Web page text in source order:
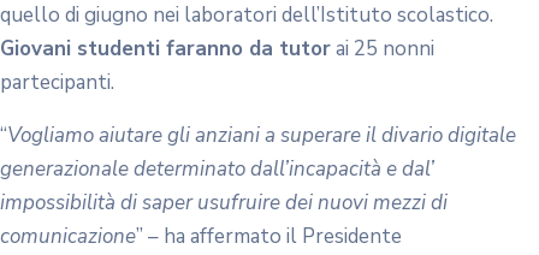
quello di giugno nei laboratori dell’Istituto scolastico.
Giovani studenti faranno da tutorai 25 nonni
partecipanti.
“Vogliamo aiutare gli anziani a superare il divario digitale
generazionale determinato dall’incapacità e dal’
impossibilità di saper usufruire dei nuovi mezzi di
comunicazione” – ha affermato il Presidente